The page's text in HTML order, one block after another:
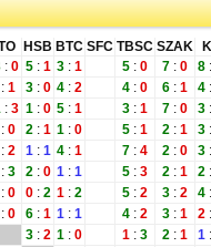
HSB BTC SFC TBSC SZAK
: 0 5 : 1 3 : 1 5 : 0 7 : 0 8 :
: 1 3 : 0 4 : 2 4 : 0 6 : 1 4 :
: 3 1 : 0 5 : 1 3 : 1 7 : 0 3 :
: 0 2 : 1 1 : 0 5 : 1 2 : 1 3 :
: 2 1 : 1 4 : 1 7 : 4 2 : 0 3 :
: 3 2 : 0 1 : 1 5 : 3 2 : 1 2 :
: 0 0 : 2 1 : 2 5 : 2 3 : 2 4 :
: 0 6 : 1 1 : 1 4 : 2 3 : 1 2 :
3 : 2 1 : 0 1 : 3 2 : 1 1 :